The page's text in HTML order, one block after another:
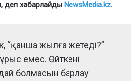
деп хабарлайды NewsMedia.kz.
“қанша жылға жетеді?”
емес. Өйткені
болмасын барлау